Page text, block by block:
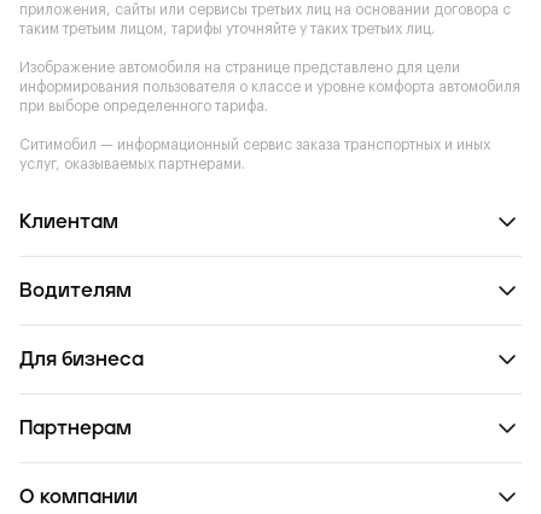
приложения, сайты или сервисы третьих лиц на основании договора с
таким третьим лицом, тарифы уточняйте у таких третьих лиц.
Изображение автомобиля на странице представлено для цели
информирования пользователя о классе и уровне комфорта автомобиля
при выборе определенного тарифа.
Ситимобил — информационный сервис заказа транспортных и иных
услуг, оказываемых партнерами.
Клиентам
Водителям
Для бизнеса
Партнерам
О компании